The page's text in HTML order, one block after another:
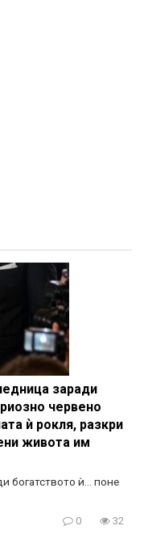
заради
червено
ѝ рокля, разкри
живота им
богатството ѝ… поне
0 32